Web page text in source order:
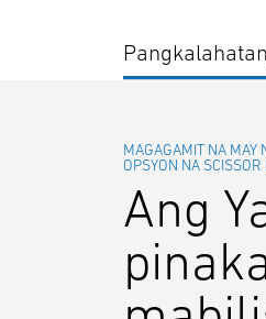
MAGAGAMIT NA MAY
OPSYON NA
Ang